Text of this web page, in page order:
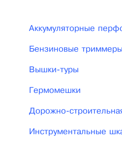
Аккумуляторные
Бензиновые триммеры
Вышки-туры
Гермомешки
Дорожно-
Инструментальные